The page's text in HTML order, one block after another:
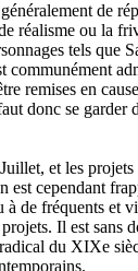
de
réalisme ou la
tels que
communément
remises en
donc se
et les
cependant
de fréquents et
Il est sans
du XIXe